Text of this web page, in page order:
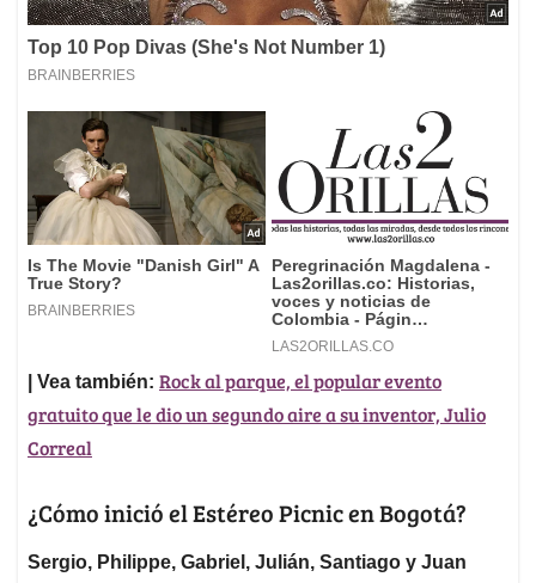
| Vea también: Rock al parque, el popular evento
gratuito que le dio un segundo aire a su inventor, Julio
Correal
¿Cómo inició el Estéreo Picnic en Bogotá?
Sergio, Philippe, Gabriel, Julián, Santiago y Juan